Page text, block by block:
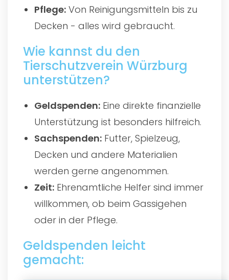
Pflege: Von Reinigungsmitteln bis zu
Decken - alles wird gebraucht.
Wie kannst du den
Tierschutzverein Würzburg
unterstützen?
Geldspenden: Eine direkte finanzielle
Unterstützung ist besonders hilfreich.
Sachspenden: Futter, Spielzeug,
Decken und andere Materialien
werden gerne angenommen.
Zeit: Ehrenamtliche Helfer sind immer
willkommen, ob beim Gassigehen
oder in der Pflege.
Geldspenden leicht
gemacht: